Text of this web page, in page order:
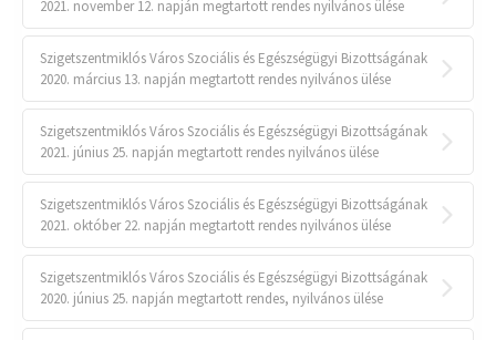
2021. november 12. napján megtartott rendes nyilvános ülése
Szigetszentmiklós Város Szociális és Egészségügyi Bizottságának
2020. március 13. napján megtartott rendes nyilvános ülése
Szigetszentmiklós Város Szociális és Egészségügyi Bizottságának
2021. június 25. napján megtartott rendes nyilvános ülése
Szigetszentmiklós Város Szociális és Egészségügyi Bizottságának
2021. október 22. napján megtartott rendes nyilvános ülése
Szigetszentmiklós Város Szociális és Egészségügyi Bizottságának
2020. június 25. napján megtartott rendes, nyilvános ülése